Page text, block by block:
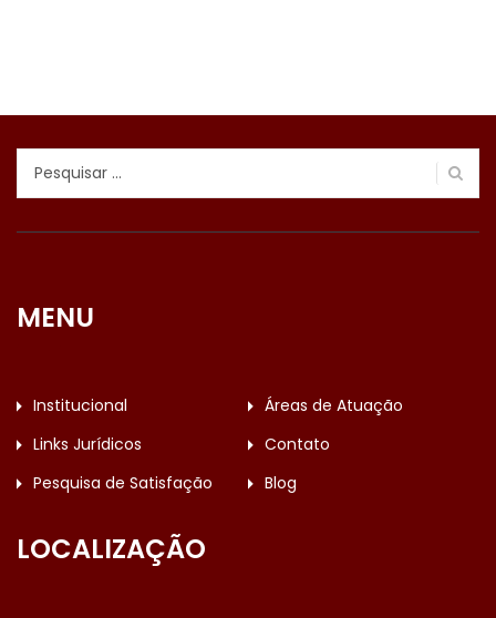
Pesquisar
MENU
Institucional
Áreas de Atuação
Links Jurídicos
Contato
Pesquisa de Satisfação
Blog
LOCALIZAÇÃO